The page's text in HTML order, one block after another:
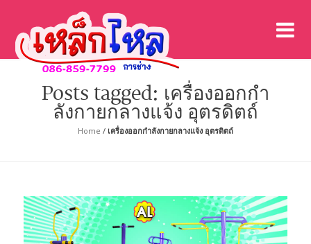
Posts tagged: เครื่องออกกํา
ลังกายกลางแจ้ง อุตรดิตถ์
Home / เครื่องออกกําลังกายกลางแจ้ง อุตรดิตถ์